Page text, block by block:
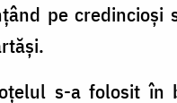
pe credincioși
s-a folosit în